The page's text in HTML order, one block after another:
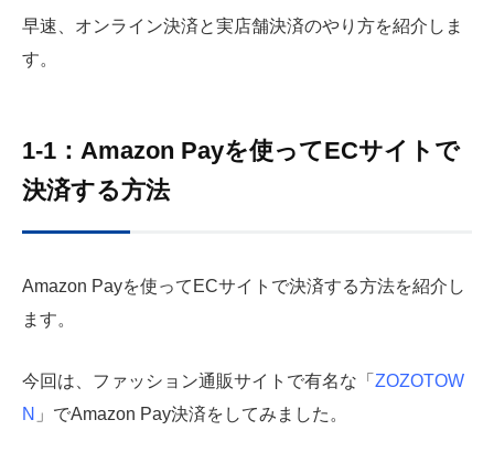
早速、オンライン決済と実店舗決済のやり方を紹介しま
す。
1-1：Amazon Payを使ってECサイトで
決済する方法
Amazon Payを使ってECサイトで決済する方法を紹介し
ます。
今回は、ファッション通販サイトで有名な「 ZOZOTOW
N 」でAmazon Pay決済をしてみました。